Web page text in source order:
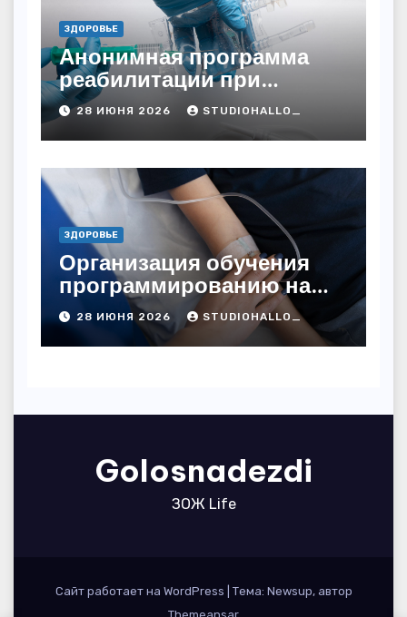
ЗДОРОВЬЕ
Анонимная программа
реабилитации при
алкогольной зависимости
с персональным
подходом и
лицензированными
врачами
28 ИЮНЯ 2026 STUDIOHALLO_
ЗДОРОВЬЕ
Организация обучения
программированию на
дому
28 ИЮНЯ 2026 STUDIOHALLO_
Golosnadezdi
ЗОЖ Life
Сайт работает на WordPress
Тема: Newsup, автор